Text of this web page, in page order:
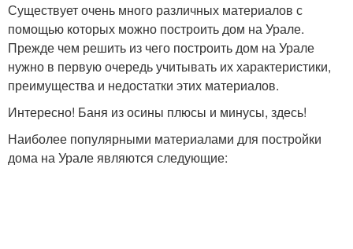
Существует очень много различных материалов с
помощью которых можно построить дом на Урале.
Прежде чем решить из чего построить дом на Урале
нужно в первую очередь учитывать их характеристики,
преимущества и недостатки этих материалов.
Интересно! Баня из осины плюсы и минусы, здесь!
Наиболее популярными материалами для постройки
дома на Урале являются следующие: